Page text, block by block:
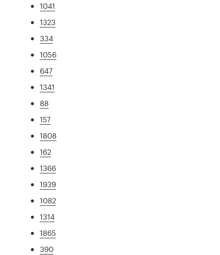
1041
1323
334
1056
647
1341
88
157
1808
162
1366
1939
1082
1314
1865
390